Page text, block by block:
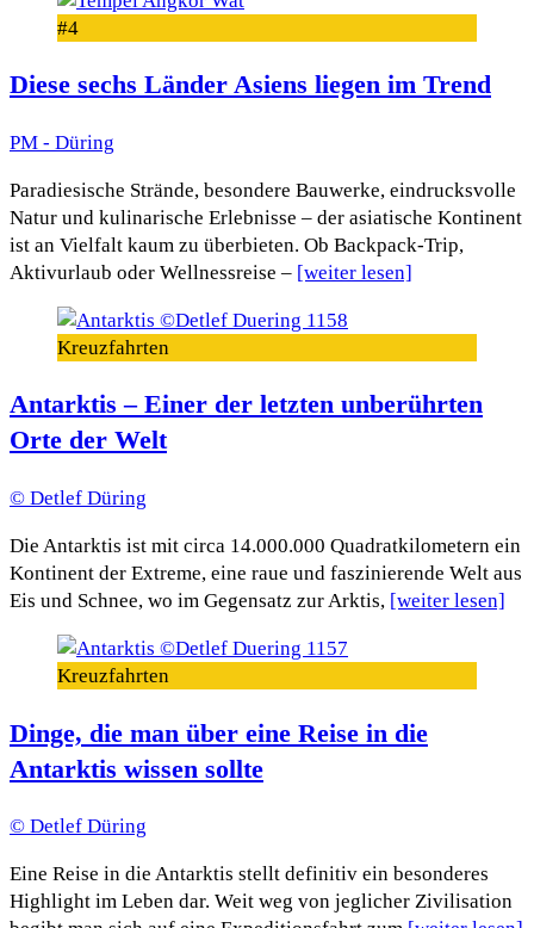
#4
Diese sechs Länder Asiens liegen im Trend
PM - Düring
Paradiesische Strände, besondere Bauwerke, eindrucksvolle
Natur und kulinarische Erlebnisse – der asiatische Kontinent
ist an Vielfalt kaum zu überbieten. Ob Backpack-Trip,
Aktivurlaub oder Wellnessreise – [weiter lesen]
Kreuzfahrten
Antarktis – Einer der letzten unberührten
Orte der Welt
© Detlef Düring
Die Antarktis ist mit circa 14.000.000 Quadratkilometern ein
Kontinent der Extreme, eine raue und faszinierende Welt aus
Eis und Schnee, wo im Gegensatz zur Arktis, [weiter lesen]
Kreuzfahrten
Dinge, die man über eine Reise in die
Antarktis wissen sollte
© Detlef Düring
Eine Reise in die Antarktis stellt definitiv ein besonderes
Highlight im Leben dar. Weit weg von jeglicher Zivilisation